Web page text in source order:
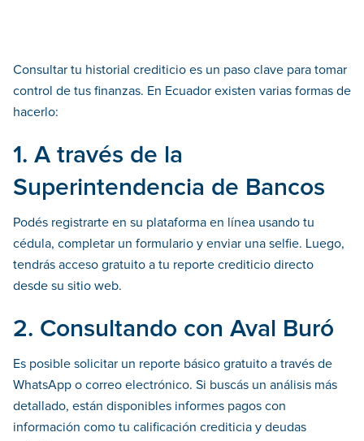
Consultar tu historial crediticio es un paso clave para tomar
control de tus finanzas. En Ecuador existen varias formas de
hacerlo:
1. A través de la
Superintendencia de Bancos
Podés registrarte en su plataforma en línea usando tu
cédula, completar un formulario y enviar una selfie. Luego,
tendrás acceso gratuito a tu reporte crediticio directo
desde su sitio web.
2. Consultando con Aval Buró
Es posible solicitar un reporte básico gratuito a través de
WhatsApp o correo electrónico. Si buscás un análisis más
detallado, están disponibles informes pagos con
información como tu calificación crediticia y deudas